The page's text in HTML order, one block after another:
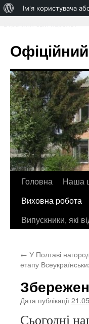
ПроІм'я користувача
Перейти
до
контенту
Головна Наша
Виховна робота
Випускники, які
← У Полтаві
етапу
Дата публікації
Сьогодні